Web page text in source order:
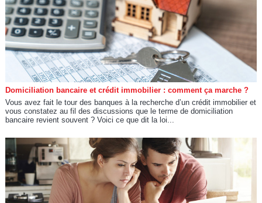
Domiciliation bancaire et crédit immobilier : comment ça marche ?
Vous avez fait le tour des banques à la recherche d’un crédit immobilier et
vous constatez au fil des discussions que le terme de domiciliation
bancaire revient souvent ? Voici ce que dit la loi...